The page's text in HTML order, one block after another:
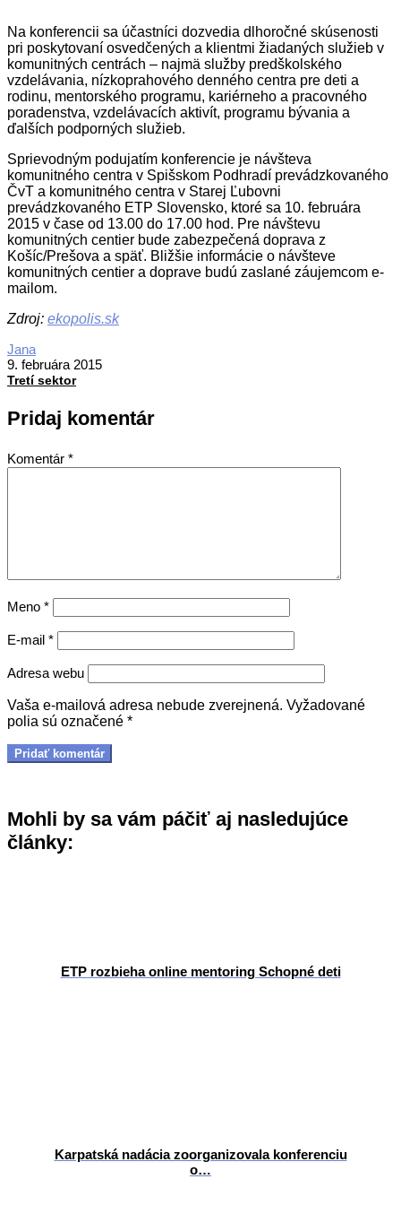
Na konferencii sa účastníci dozvedia dlhoročné skúsenosti
pri poskytovaní osvedčených a klientmi žiadaných služieb v
komunitných centrách – najmä služby predškolského
vzdelávania, nízkoprahového denného centra pre deti a
rodinu, mentorského programu, kariérneho a pracovného
poradenstva, vzdelávacích aktivít, programu bývania a
ďalších podporných služieb.
Sprievodným podujatím konferencie je návšteva
komunitného centra v Spišskom Podhradí prevádzkovaného
ČvT a komunitného centra v Starej Ľubovni
prevádzkovaného ETP Slovensko, ktoré sa 10. februára
2015 v čase od 13.00 do 17.00 hod. Pre návštevu
komunitných centier bude zabezpečená doprava z
Košíc/Prešova a späť. Bližšie informácie o návšteve
komunitných centier a doprave budú zaslané záujemcom e-
mailom.
Zdroj: ekopolis.sk
2015-
02-
09
Jana
9. februára 2015
Tretí sektor
Pridaj komentár
Komentár *
Meno *
E-mail *
Adresa webu
Vaša e-mailová adresa nebude zverejnená. Vyžadované
polia sú označené *
Mohli by sa vám páčiť aj nasledujúce
články:
ETP rozbieha online mentoring Schopné deti
Karpatská nadácia zoorganizovala konferenciu
o…